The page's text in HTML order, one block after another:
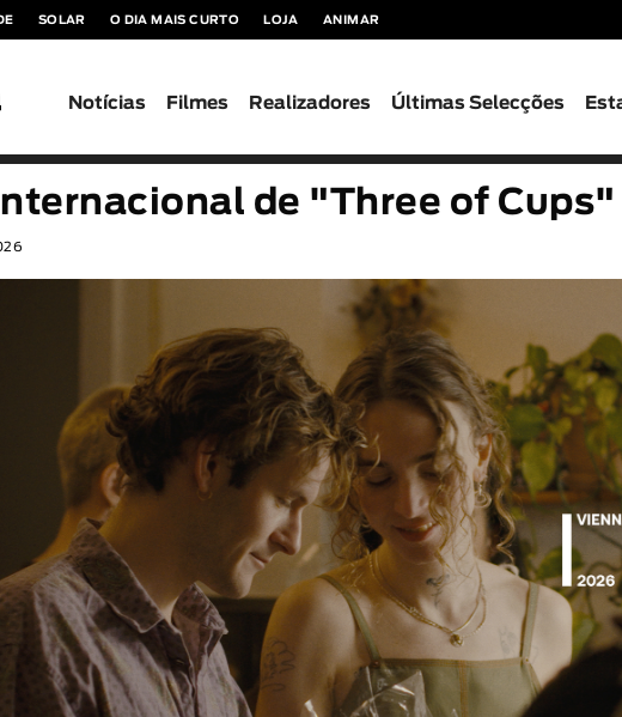
SOLAR O DIA MAIS CURTO LOJA ANIMAR
Notícias Filmes Realizadores Últimas Selecções
de "Three of